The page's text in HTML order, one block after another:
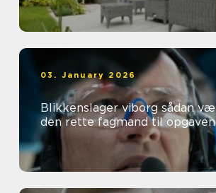
03. January 2026
Blikkenslager viborg sådan vælger du
den rette fagmand til opgaven